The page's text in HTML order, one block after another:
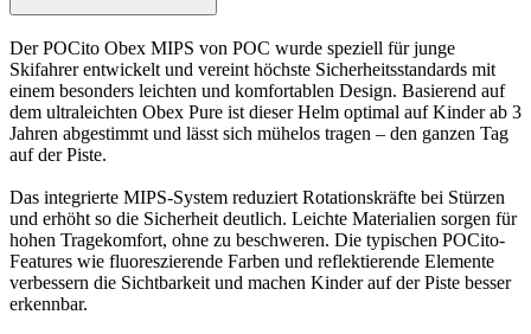
Der POCito Obex MIPS von POC wurde speziell für junge
Skifahrer entwickelt und vereint höchste Sicherheitsstandards mit
einem besonders leichten und komfortablen Design. Basierend auf
dem ultraleichten Obex Pure ist dieser Helm optimal auf Kinder ab 3
Jahren abgestimmt und lässt sich mühelos tragen – den ganzen Tag
auf der Piste.
Das integrierte MIPS-System reduziert Rotationskräfte bei Stürzen
und erhöht so die Sicherheit deutlich. Leichte Materialien sorgen für
hohen Tragekomfort, ohne zu beschweren. Die typischen POCito-
Features wie fluoreszierende Farben und reflektierende Elemente
verbessern die Sichtbarkeit und machen Kinder auf der Piste besser
erkennbar.